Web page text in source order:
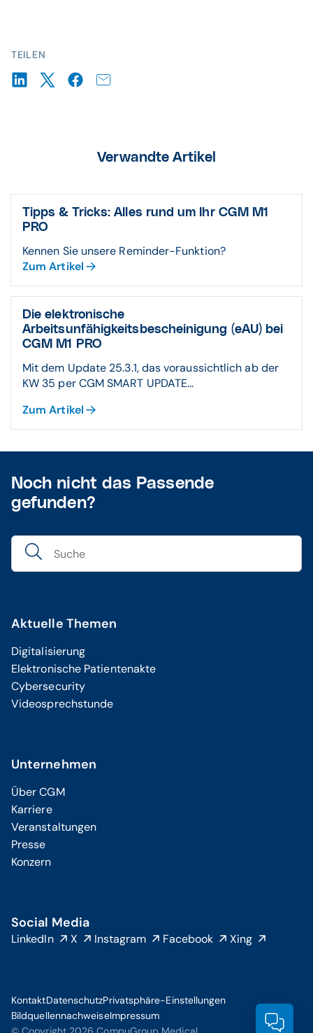
TEILEN
Verwandte Artikel
Tipps & Tricks: Alles rund um Ihr CGM M1
PRO
Kennen Sie unsere Reminder-Funktion?
Zum Artikel
Die elektronische
Arbeitsunfähigkeitsbescheinigung (eAU) bei
CGM M1 PRO
Mit dem Update 25.3.1, das voraussichtlich ab der
KW 35 per CGM SMART UPDATE...
Zum Artikel
Noch nicht das Passende
gefunden?
Aktuelle Themen
Digitalisierung
Elektronische Patientenakte
Cybersecurity
Videosprechstunde
Unternehmen
Über CGM
Karriere
Veranstaltungen
Presse
Konzern
Social Media
LinkedIn X Instagram Facebook Xing
KontaktDatenschutzPrivatsphäre-Einstellungen
BildquellennachweiseImpressum